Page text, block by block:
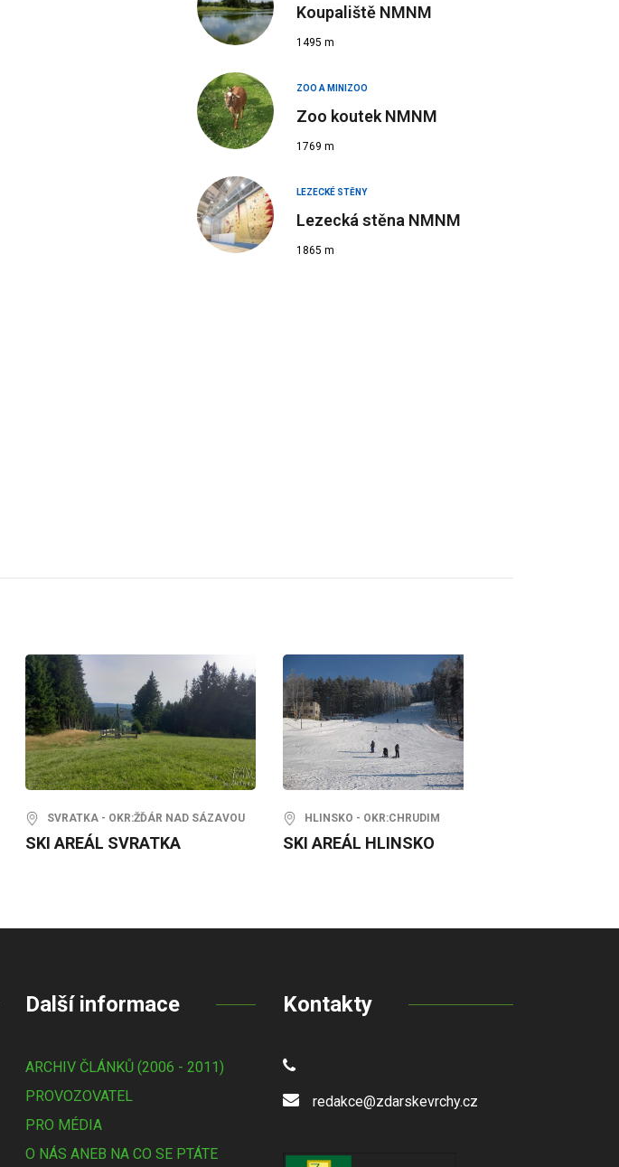
Koupaliště NMNM
1495 m
ZOO A MINIZOO
Zoo koutek NMNM
1769 m
LEZECKÉ STĚNY
Lezecká stěna NMNM
1865 m
SVRATKA - OKR:ŽĎÁR NAD SÁZAVOU
SKI AREÁL SVRATKA
HLINSKO - OKR:CHRUDIM
SKI AREÁL HLINSKO
Další informace
ARCHIV ČLÁNKŮ (2006 - 2011)
PROVOZOVATEL
PRO MÉDIA
O NÁS ANEB NA CO SE PTÁTE
Kontakty
redakce@zdarskevrchy.cz